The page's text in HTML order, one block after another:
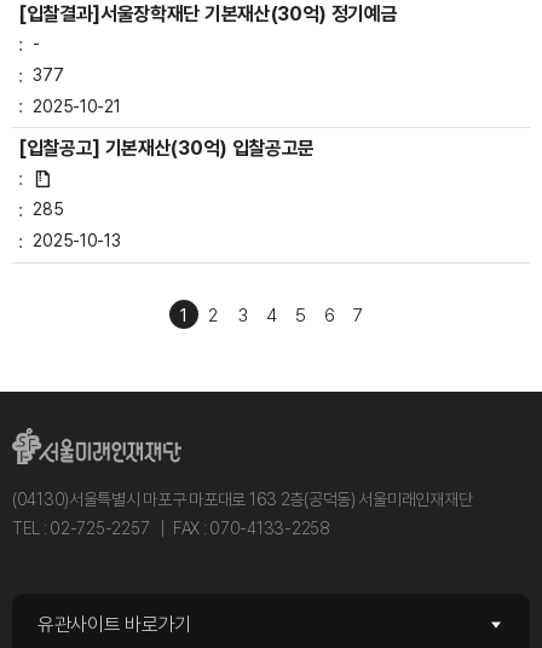
[입찰결과]서울장학재단 기본재산(30억) 정기예금
-
377
2025-10-21
[입찰공고] 기본재산(30억) 입찰공고문
285
2025-10-13
1 2 3 4 5 6 7
유관사이트 바로가기
(04130)서울특별시 마포구 마포대로 163 2층(공덕동) 서울미래인재재단
TEL : 02-725-2257
FAX : 070-4133-2258